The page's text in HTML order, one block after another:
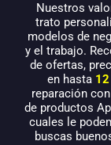
Nuestros
trato
modelos de
y el trabajo.
de ofertas,
en hasta
reparación
de productos
cuales le
buscas